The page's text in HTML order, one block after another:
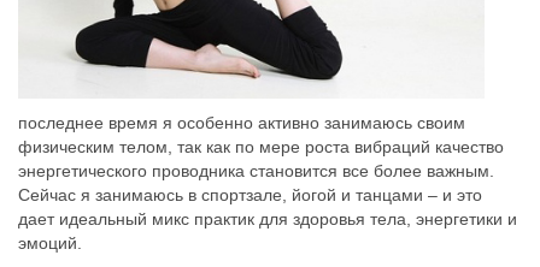
последнее время я особенно активно занимаюсь своим
физическим телом, так как по мере роста вибраций качество
энергетического проводника становится все более важным.
Сейчас я занимаюсь в спортзале, йогой и танцами – и это
дает идеальный микс практик для здоровья тела, энергетики и
эмоций.